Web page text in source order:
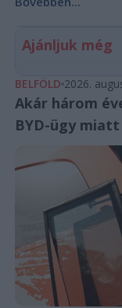
Ajánljuk még
BELFÖLD 2026.
Akár három
BYD-ügy miatt